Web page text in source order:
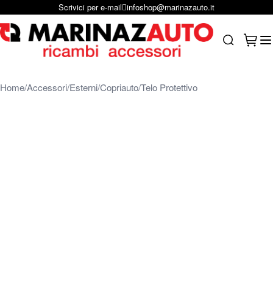
Salta al contenutoScrivici per e-mail infoshop@marinazauto.it
HomeAccessori EsterniCopriautoTelo Protettivo